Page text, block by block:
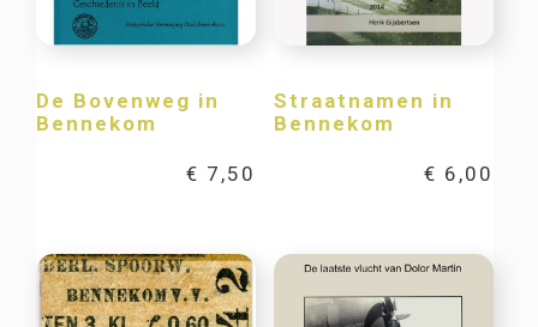
De Bovenweg in
Bennekom
€ 7,50
Straatnamen in
Bennekom
€ 6,00